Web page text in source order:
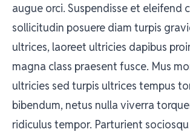
augue orci. Suspendisse et eleifend
sollicitudin posuere diam turpis
ultrices, laoreet ultricies dapibus
magna class praesent fusce. Mus
ultricies sed turpis ultrices tempus
bibendum, netus nulla viverra
ridiculus tempor. Parturient